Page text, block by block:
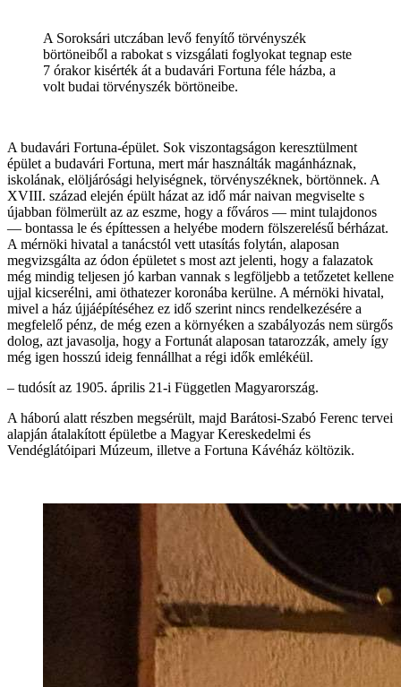
A Soroksári utczában levő fenyítő törvényszék
börtöneiből a rabokat s vizsgálati foglyokat tegnap este
7 órakor kisérték át a budavári Fortuna féle házba, a
volt budai törvényszék börtöneibe.
A budavári Fortuna-épület. Sok viszontagságon keresztülment
épület a budavári Fortuna, mert már használták magánháznak,
iskolának, elöljárósági helyiségnek, törvényszéknek, börtönnek. A
XVIII. század elején épült házat az idő már naivan megviselte s
újabban fölmerült az az eszme, hogy a főváros — mint tulajdonos
— bontassa le és építtessen a helyébe modern fölszerelésű bérházat.
A mérnöki hivatal a tanácstól vett utasítás folytán, alaposan
megvizsgálta az ódon épületet s most azt jelenti, hogy a falazatok
még mindig teljesen jó karban vannak s legföljebb a tetőzetet kellene
ujjal kicserélni, ami öthatezer koronába kerülne. A mérnöki hivatal,
mivel a ház újjáépítéséhez ez idő szerint nincs rendelkezésére a
megfelelő pénz, de még ezen a környéken a szabályozás nem sürgős
dolog, azt javasolja, hogy a Fortunát alaposan tatarozzák, amely így
még igen hosszú ideig fennállhat a régi idők emlékéül.
– tudósít az 1905. április 21-i Független Magyarország.
A háború alatt részben megsérült, majd Barátosi-Szabó Ferenc tervei
alapján átalakított épületbe a Magyar Kereskedelmi és
Vendéglátóipari Múzeum, illetve a Fortuna Kávéház költözik.